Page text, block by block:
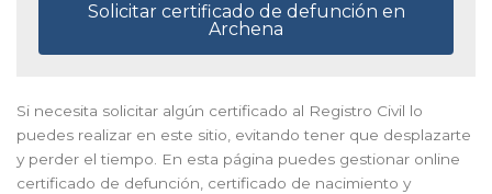
Solicitar certificado de defunción en
Archena
Si necesita solicitar algún certificado al Registro Civil lo
puedes realizar en este sitio, evitando tener que desplazarte
y perder el tiempo. En esta página puedes gestionar online
certificado de defunción, certificado de nacimiento y